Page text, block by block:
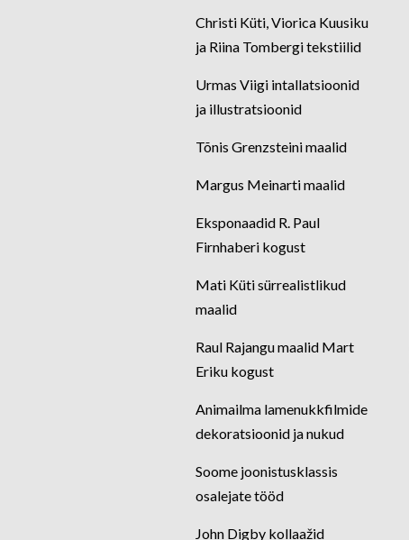
Christi Küti, Viorica Kuusiku
ja Riina Tombergi tekstiilid
Urmas Viigi intallatsioonid
ja illustratsioonid
Tõnis Grenzsteini maalid
Margus Meinarti maalid
Eksponaadid R. Paul
Firnhaberi kogust
Mati Küti sürrealistlikud
maalid
Raul Rajangu maalid Mart
Eriku kogust
Animailma lamenukkfilmide
dekoratsioonid ja nukud
Soome joonistusklassis
osalejate tööd
John Digby kollaažid